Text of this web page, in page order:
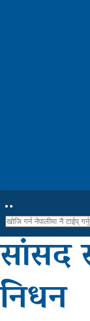
स्वास्थ्य
साहित्य
भिडियो
ग्यालरी
सांसद
निधन